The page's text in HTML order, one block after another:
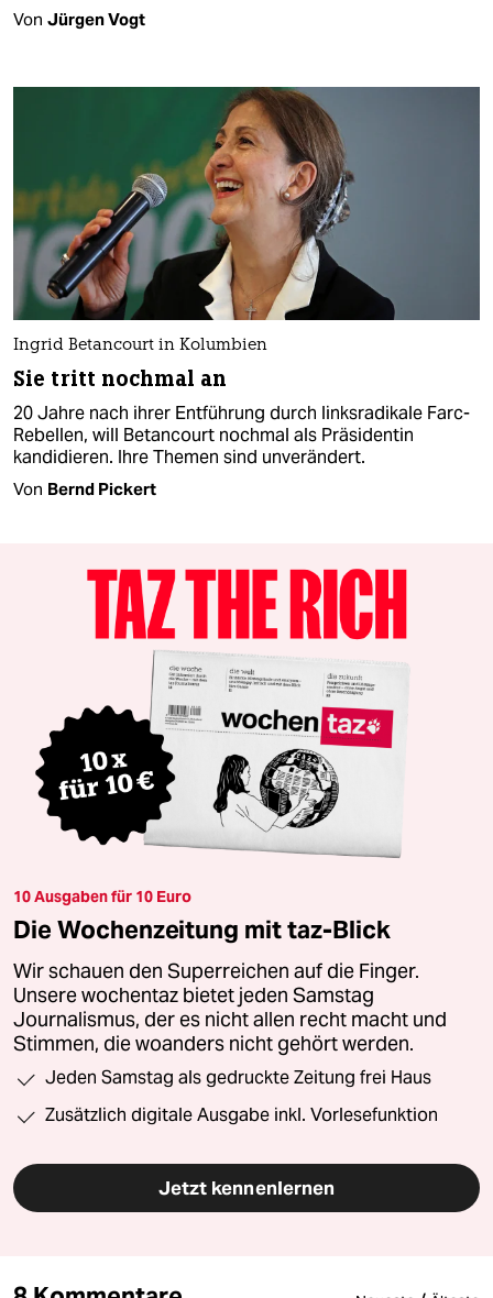
Von Jürgen Vogt
Ingrid Betancourt in Kolumbien
Sie tritt nochmal an
20 Jahre nach ihrer Entführung durch linksradikale Farc-
Rebellen, will Betancourt nochmal als Präsidentin
kandidieren. Ihre Themen sind unverändert.
Von Bernd Pickert
10 Ausgaben für 10 Euro
Die Wochenzeitung mit taz-Blick
Wir schauen den Superreichen auf die Finger.
Unsere wochentaz bietet jeden Samstag
Journalismus, der es nicht allen recht macht und
Stimmen, die woanders nicht gehört werden.
Jeden Samstag als gedruckte Zeitung frei Haus
Zusätzlich digitale Ausgabe inkl. Vorlesefunktion
Jetzt kennenlernen